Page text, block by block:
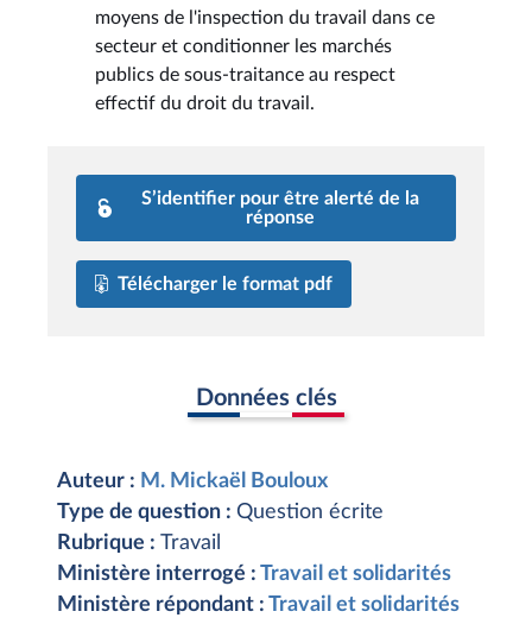
moyens de l'inspection du travail dans ce
secteur et conditionner les marchés
publics de sous-traitance au respect
effectif du droit du travail.
S’identifier pour être alerté de la
réponse
Télécharger le format pdf
Données clés
Auteur : M. Mickaël Bouloux
Type de question : Question écrite
Rubrique : Travail
Ministère interrogé : Travail et solidarités
Ministère répondant : Travail et solidarités